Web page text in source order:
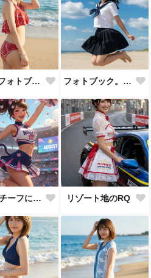
R15・フォトブック。ビーチ フォトブック。砂浜で制服
猫をモチーフにしたユニを着て応援 リゾート地のRQ